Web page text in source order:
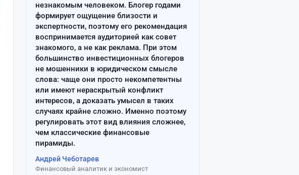
незнакомым человеком. Блогер годами
формирует ощущение близости и
экспертности, поэтому его рекомендация
воспринимается аудиторией как совет
знакомого, а не как реклама. При этом
большинство инвестиционных блогеров
не мошенники в юридическом смысле
слова: чаще они просто некомпетентны
или имеют нераскрытый конфликт
интересов, а доказать умысел в таких
случаях крайне сложно. Именно поэтому
регулировать этот вид влияния сложнее,
чем классические финансовые
пирамиды.
Андрей Чеботарев
Финансовый аналитик и экономист